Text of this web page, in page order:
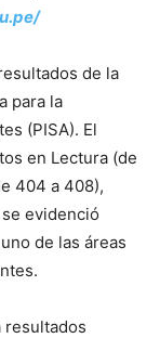
de la
para la
(PISA). El
en Lectura (de
404 a 408),
evidenció
de las áreas
resultados